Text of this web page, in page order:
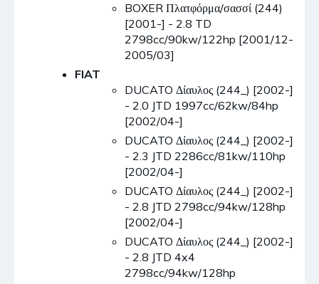
BOXER Πλατφόρμα/σασσί (244)
[2001-] - 2.8 TD
2798cc/90kw/122hp [2001/12-
2005/03]
FIAT
DUCATO Δίαυλος (244_) [2002-]
- 2.0 JTD 1997cc/62kw/84hp
[2002/04-]
DUCATO Δίαυλος (244_) [2002-]
- 2.3 JTD 2286cc/81kw/110hp
[2002/04-]
DUCATO Δίαυλος (244_) [2002-]
- 2.8 JTD 2798cc/94kw/128hp
[2002/04-]
DUCATO Δίαυλος (244_) [2002-]
- 2.8 JTD 4x4
2798cc/94kw/128hp